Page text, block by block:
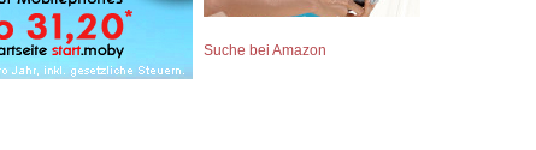
Suche bei Amazon